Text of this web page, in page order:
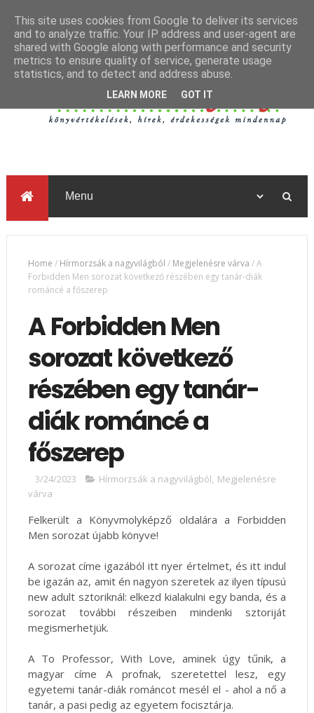
Home / Hírmorzsák a nagyvilágból / Megjelenésre várva /A
Forbidden Men sorozat következő részében egy tanár-diák
románcé a főszerep
A Forbidden Men
sorozat következő
részében egy tanár-
diák románcé a
főszerep
3/24/2023 Hírmorzsák a nagyvilágból, Megjelenésre
várva
Felkerült a Könyvmolyképző oldalára a Forbidden
Men sorozat újabb könyve!
A sorozat címe igazából itt nyer értelmet, és itt indul
be igazán az, amit én nagyon szeretek az ilyen típusú
new adult sztoriknál: elkezd kialakulni egy banda, és a
sorozat további részeiben mindenki sztoriját
megismerhetjük.
A To Professor, With Love, aminek úgy tűnik, a
magyar címe A profnak, szeretettel lesz, egy
egyetemi tanár-diák románcot mesél el - ahol a nő a
tanár, a pasi pedig az egyetem focisztárja.
This site uses cookies from Google to deliver its services
and to analyze traffic. Your IP address and user-agent are
shared with Google along with performance and security
metrics to ensure quality of service, generate usage
statistics, and to detect and address abuse.
LEARN MORE GOT IT